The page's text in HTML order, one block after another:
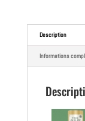
Description
Informations